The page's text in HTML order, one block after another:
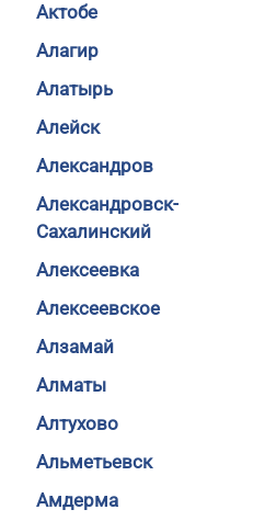
Актобе
Алагир
Алатырь
Алейск
Александров
Александровск-
Сахалинский
Алексеевка
Алексеевское
Алзамай
Алматы
Алтухово
Альметьевск
Амдерма